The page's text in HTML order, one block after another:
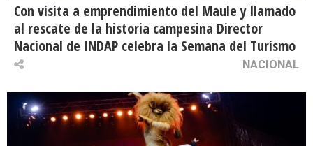
Con visita a emprendimiento del Maule y llamado
al rescate de la historia campesina Director
Nacional de INDAP celebra la Semana del Turismo
NACIONAL